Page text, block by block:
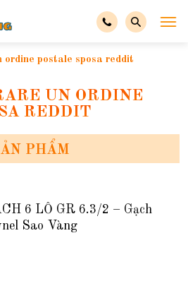
ordine postale sposa reddit
UN ORDINE
REDDIT
PHẨM
6 LỖ GR 6.3/2 – Gạch
Sao Vàng